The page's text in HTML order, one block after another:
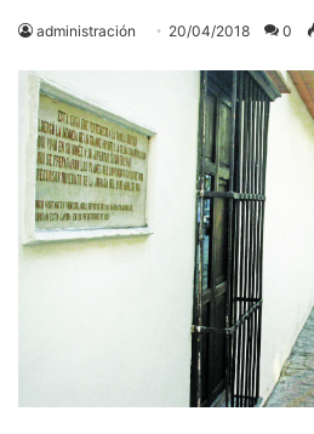
administración 20/04/2018 0